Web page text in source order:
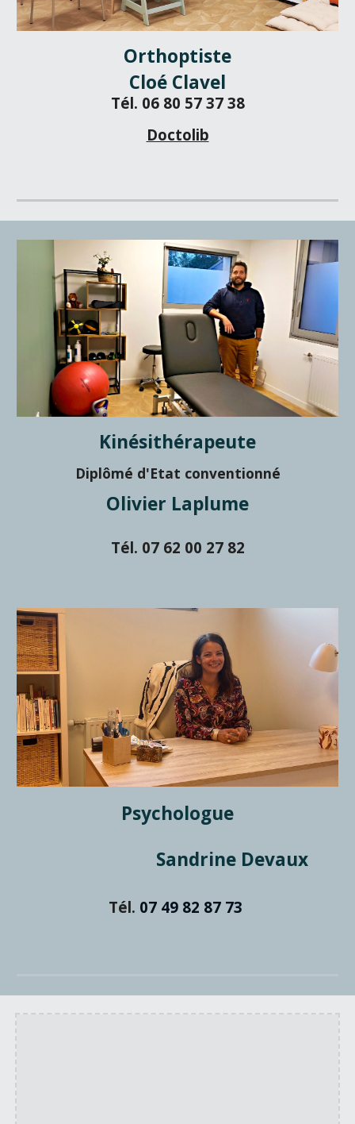
Orthoptiste
Cloé Clavel
Tél. 06 80 57 37 38
Doctolib
Kinésithérapeute
Diplômé d'Etat conventionné
Olivier Laplume
Tél. 07 62 00 27 82
Psychologue
Sandrine Devaux
Tél. 07 49 82 87 73